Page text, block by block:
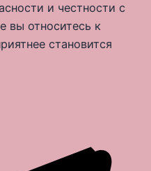
и честности с
вы относитесь к
становится